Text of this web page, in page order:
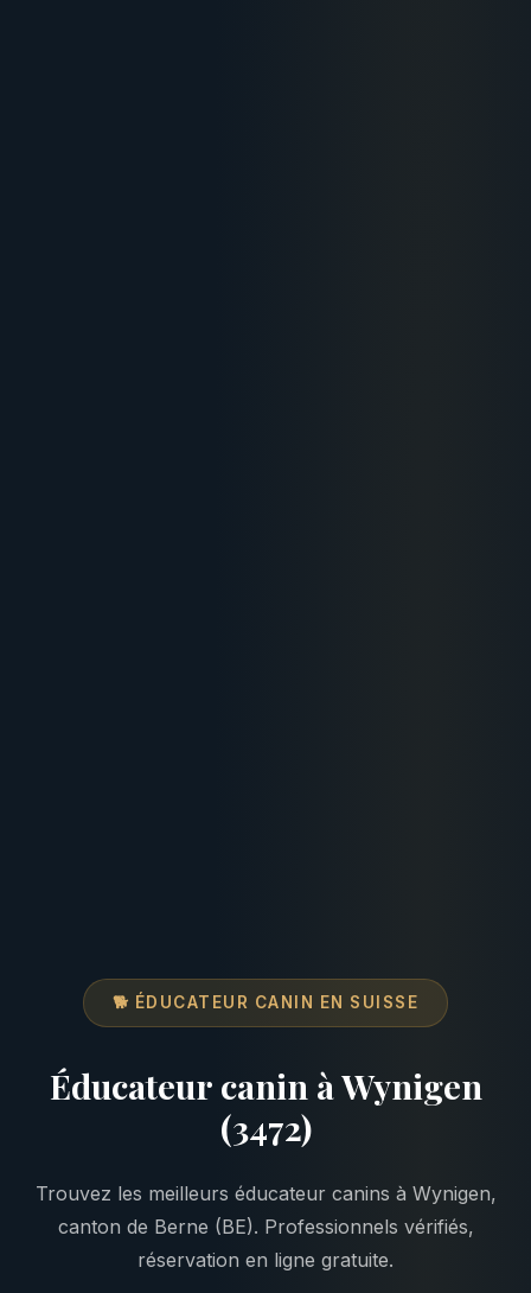
🐕 ÉDUCATEUR CANIN EN SUISSE
Éducateur canin à Wynigen
(3472)
Trouvez les meilleurs éducateur canins à Wynigen,
canton de Berne (BE). Professionnels vérifiés,
réservation en ligne gratuite.